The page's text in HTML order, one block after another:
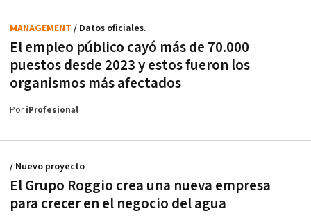
El empleo público cayó más de 70.000
puestos desde 2023 y estos fueron los
organismos más afectados
MANAGEMENT / Datos oficiales.
PoriProfesional
El Grupo Roggio crea una nueva empresa
para crecer en el negocio del agua
/ Nuevo proyecto